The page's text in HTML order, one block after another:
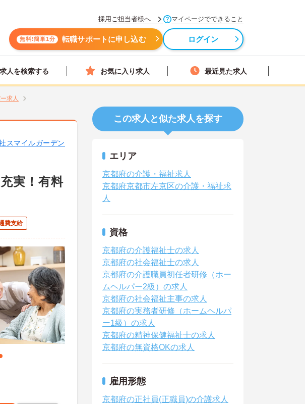
採用ご担当者様へ マイページでできること
無料!簡単1分 転職サポートに申し込む ログイン
求人を検索する お気に入り求人 最近見た求人
求人
スマイルガーデン
実！有料
費支給
この求人と似た求人を探す
エリア
京都府の介護・福祉求人
京都府京都市左京区の介護・福祉求
人
資格
京都府の介護福祉士の求人
京都府の社会福祉士の求人
京都府の介護職員初任者研修（ホー
ムヘルパー2級）の求人
京都府の社会福祉主事の求人
京都府の実務者研修（ホームヘルパ
ー1級）の求人
京都府の精神保健福祉士の求人
京都府の無資格OKの求人
雇用形態
京都府の正社員(正職員)の介護求人